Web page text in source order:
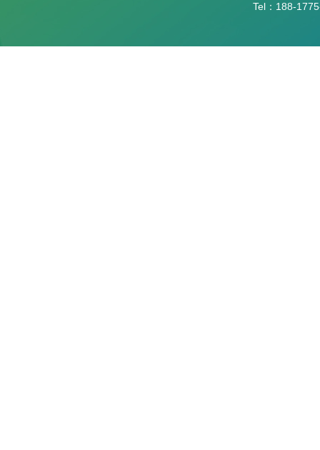
Tel：188-